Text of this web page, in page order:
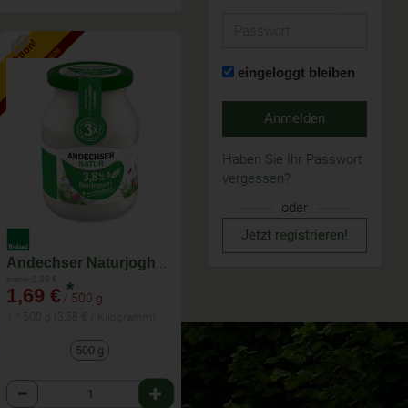
Aktion!
bis zum 15.8.2026
Andechser Naturjoghurt 3,8%
1,69 € *
/ 500 g
500 g
Anzahl
eingeloggt bleiben
Anmelden
Haben Sie Ihr Passwort
vergessen?
oder
Jetzt registrieren!